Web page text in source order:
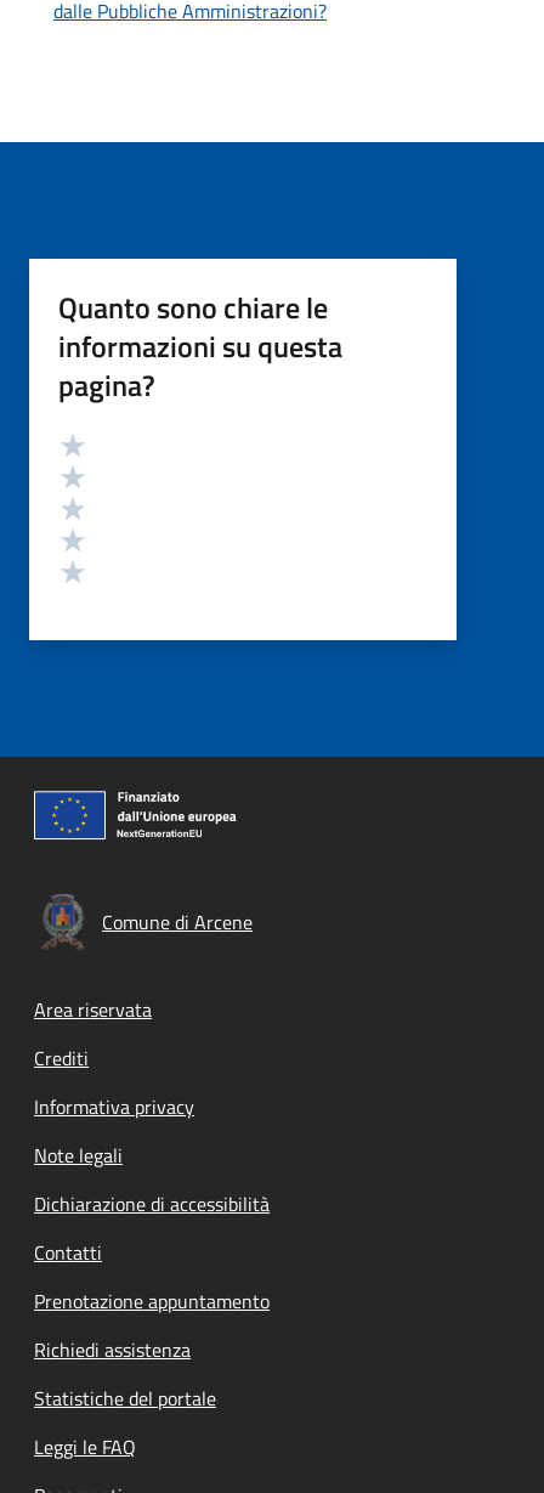
dalle Pubbliche Amministrazioni?
Quanto sono chiare le
informazioni su questa
pagina?
Valutazione
Comune di Arcene
Footer menu
Area riservata
Crediti
Informativa privacy
Note legali
Dichiarazione di accessibilità
Contatti
Prenotazione appuntamento
Richiedi assistenza
Statistiche del portale
Leggi le FAQ